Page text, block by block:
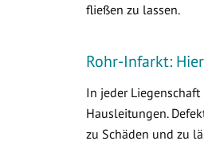
fließen zu lassen.
Rohr-Infarkt:
In jeder
Hausleitungen.
zu Schäden und zu